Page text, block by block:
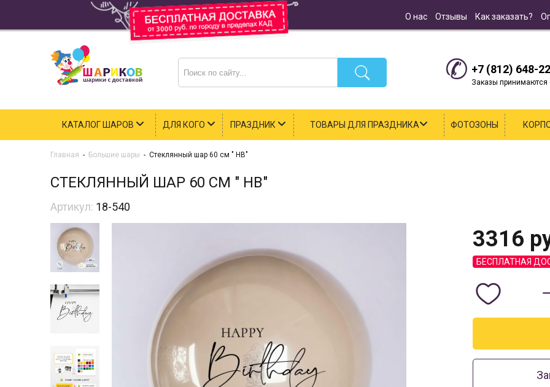
О нас Отзывы Как заказать?
+7 (812) 648-
Заказы принимаются
КАТАЛОГ ШАРОВ ДЛЯ КОГО ПРАЗДНИК ТОВАРЫ ДЛЯ ПРАЗДНИКА ФОТОЗОНЫ
Главная - Большие шары - Стеклянный шар 60 см " HB"
СТЕКЛЯННЫЙ ШАР 60 СМ " HB"
Артикул: 18-540
3316
БЕСПЛАТНАЯ